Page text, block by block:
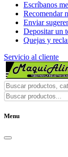
Escríbanos
Recomendar
Enviar
Depositar un
Quejas y
Servicio al cliente
Menu